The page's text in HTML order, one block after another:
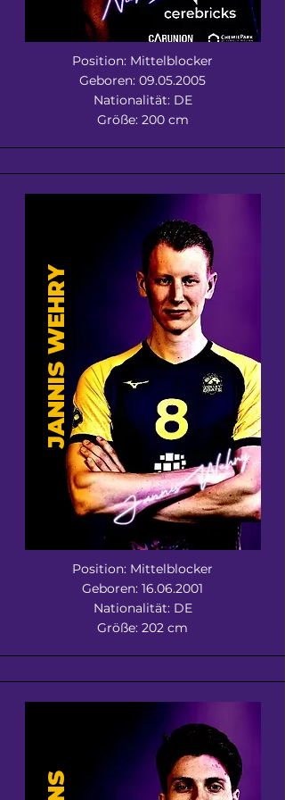
Position: Mittelblocker
Geboren: 09.05.2005
Nationalität: DE
Größe: 200 cm
JANNIS WEHRY
Position: Mittelblocker
Geboren: 16.06.2001
Nationalität: DE
Größe: 202 cm